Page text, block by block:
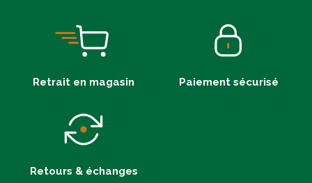
Retrait en magasin Paiement sécurisé
Retours & échanges